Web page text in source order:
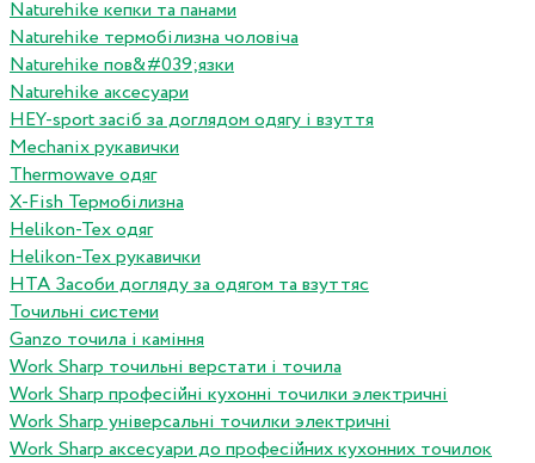
Naturehike кепки та панами
Naturehike термобілизна чоловіча
Naturehike пов&#039;язки
Naturehike аксесуари
HEY-sport засіб за доглядом одягу і взуття
Mechanix рукавички
Thermowave одяг
X-Fish Термобілизна
Helikon-Tex одяг
Helikon-Tex рукавички
HTA Засоби догляду за одягом та взуттяс
Точильні системи
Ganzo точила і каміння
Work Sharp точильні верстати і точила
Work Sharp професiйнi кухоннi точилки электричнi
Work Sharp унiверсальнi точилки электричнi
Work Sharp аксесуари до професiйних кухонних точилок